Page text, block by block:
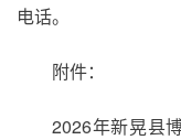
电话。
附件：
2026年新晃县